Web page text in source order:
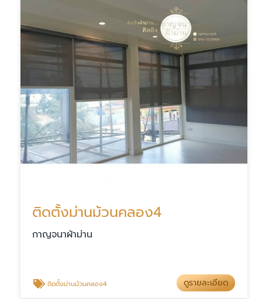
ติดตั้งม่านม้วนคลอง4
กาญจนาผ้าม่าน
ติดตั้งม่านม้วนคลอง4 ดูรายละเอียด